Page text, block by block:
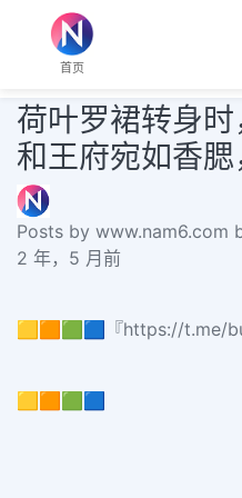
首页
荷叶罗裙转身
和王府宛如香腮
Posts by www.nam6.com
2 年，5 月前
🟨🟧🟩🟦『https://t.me/
🟨🟧🟩🟦